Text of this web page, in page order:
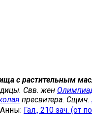
с растительным
Свв. жен
пресвитера. Сщмч.
Гал., 210 зач. (от